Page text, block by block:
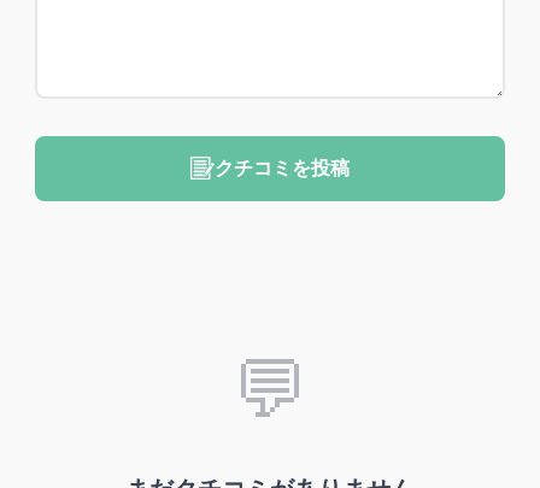
クチコミを投稿
💬